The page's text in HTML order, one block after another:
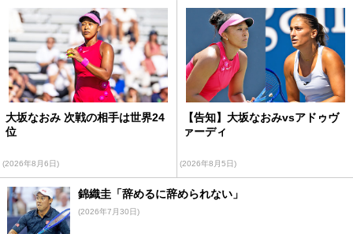
大坂なおみ 次戦の相手は世界24
位
(2026年8月6日)
【告知】大坂なおみvsアドゥヴ
ァーディ
(2026年8月5日)
錦織圭「辞めるに辞められない」
(2026年7月30日)